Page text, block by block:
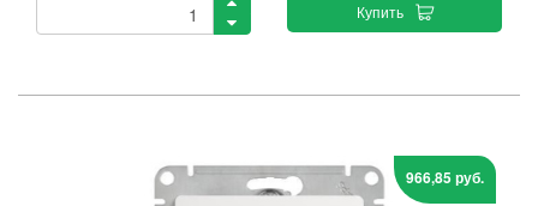
Купить
966,85 руб.